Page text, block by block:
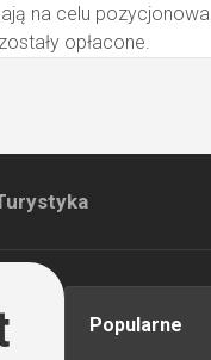
na celu
zostały opłacone.
Popularne